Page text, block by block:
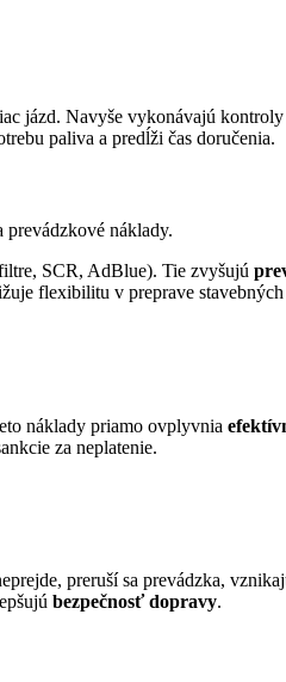
jázd. Navyše vykonávajú
paliva a predĺži čas doručenia.
náklady.
SCR, AdBlue). Tie zvyšujú
flexibilitu v preprave stavebných
náklady priamo ovplyvnia
za neplatenie.
preruší sa prevádzka,
bezpečnosť dopravy.